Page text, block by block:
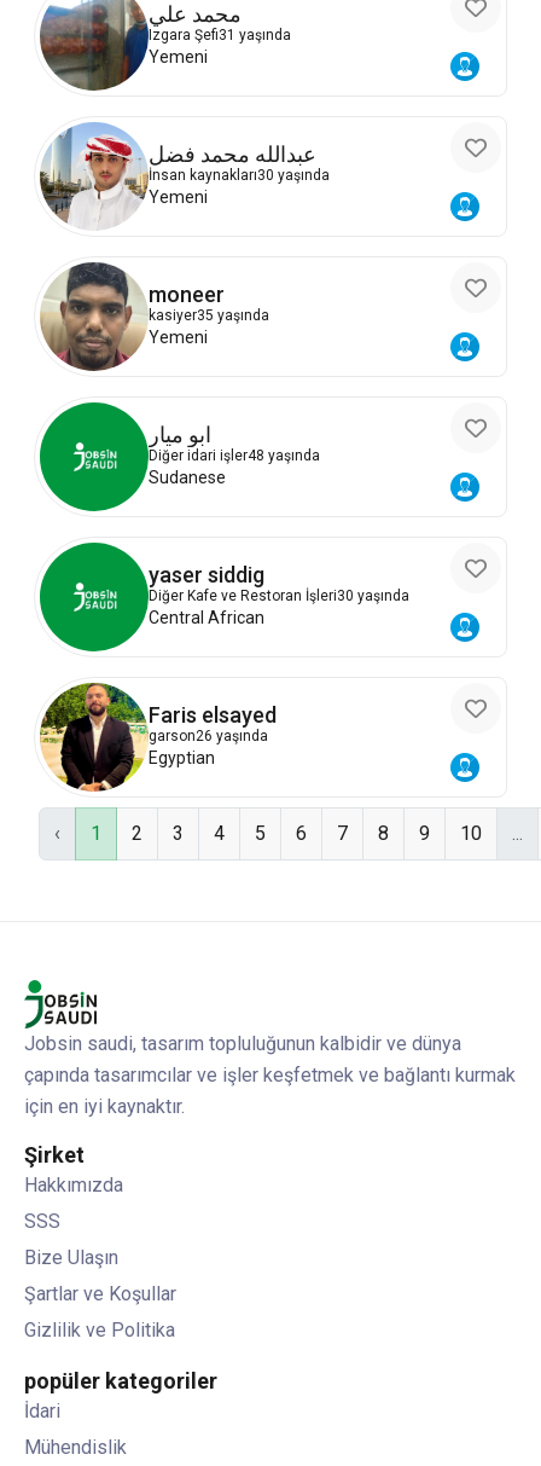
محمد علي
Izgara Şefi31 yaşında
Yemeni
عبدالله محمد فضل
İnsan kaynakları30 yaşında
Yemeni
moneer
kasiyer35 yaşında
Yemeni
ابو ميار
Diğer idari işler48 yaşında
Sudanese
yaser siddig
Diğer Kafe ve Restoran İşleri30 yaşında
Central African
Faris elsayed
garson26 yaşında
Egyptian
‹ 1 2 3 4 5 6 7 8 9 10 ...
Jobsin saudi, tasarım topluluğunun kalbidir ve dünya
çapında tasarımcılar ve işler keşfetmek ve bağlantı kurmak
için en iyi kaynaktır.
Şirket
Hakkımızda
SSS
Bize Ulaşın
Şartlar ve Koşullar
Gizlilik ve Politika
popüler kategoriler
İdari
Mühendislik